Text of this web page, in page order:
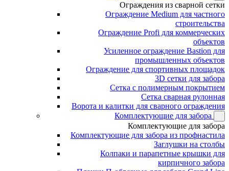
Ограждения из сварной сетки
Ограждение Medium для частного
строительства
Ограждение Profi для коммерческих
объектов
Усиленное ограждение Bastion для
промышленных объектов
Ограждение для спортивных площадок
3D сетки для забора
Сетка с полимерным покрытием
Сетка сварная рулонная
Ворота и калитки для сварного ограждения
Комплектующие для забора
Комплектующие для забора
Комплектующие для забора из профнастила
Заглушки на столбы
Колпаки и парапетные крышки для
кирпичного забора